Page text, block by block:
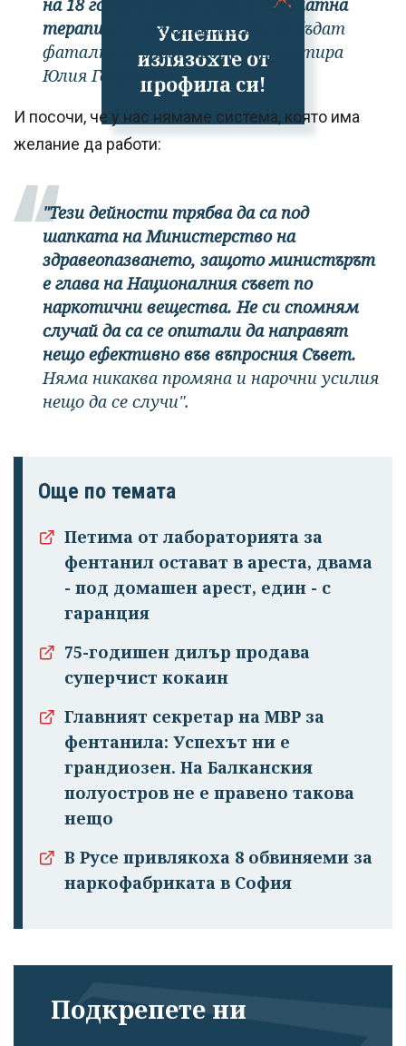
Успешно
излязохте от
профила си!
на 18 години, за да влезе в безплатна
терапия?
А 3 години могат да бъдат
фатални за този човек", коментира
Юлия Георгиева.
И посочи, че у нас нямаме система, която има
желание да работи:
"Тези дейности трябва да са под
шапката на Министерство на
здравеопазването, защото министърът
е глава на Националния съвет по
наркотични вещества. Не си спомням
случай да са се опитали да направят
нещо ефективно във въпросния Съвет.
Няма никаква промяна и нарочни усилия
нещо да се случи".
Още по темата
Петима от лабораторията за
фентанил остават в ареста, двама
- под домашен арест, един - с
гаранция
75-годишен дилър продава
суперчист кокаин
Главният секретар на МВР за
фентанила: Успехът ни е
грандиозен. На Балканския
полуостров не е правено такова
нещо
В Русе привлякоха 8 обвиняеми за
наркофабриката в София
Подкрепете ни